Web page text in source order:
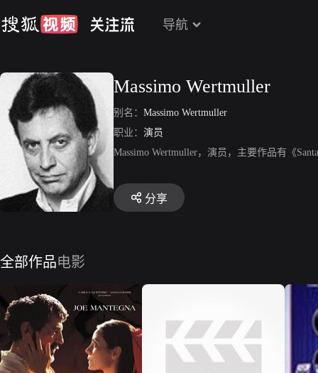
导航
Massimo Wertmuller
别名： Massimo Wertmuller
职业： 演员
Massimo Wertmuller，演员，主要作品有《
分享
全部作品电影